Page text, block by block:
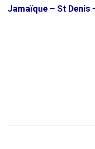
Jamaïque – St Denis